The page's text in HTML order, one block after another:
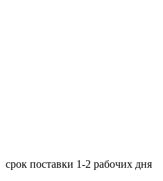
срок поставки 1-2 рабочих дня